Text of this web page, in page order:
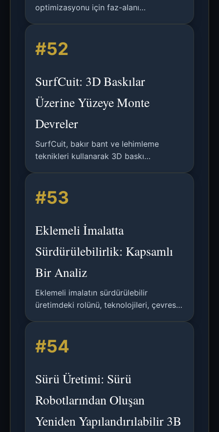
optimizasyonu için faz-alanı
birlikte analizi. Optimallik koşulları,
sayısal algoritmalar ve deneysel
#52
SurfCuit: 3D Baskılar
Üzerine Yüzeye Monte
Devreler
SurfCuit, bakır bant ve lehimleme
teknikleri kullanarak 3D baskı
sağlar, karmaşık muhafaza tasarımını
ortadan kaldırır.
#53
Eklemeli İmalatta
Sürdürülebilirlik: Kapsamlı
Bir Analiz
Eklemeli imalatın sürdürülebilir
üretimdeki rolünü, teknolojileri, çevresel
bir çalışma.
#54
Sürü Üretimi: Sürü
Robotlarından Oluşan
Yeniden Yapılandırılabilir 3B